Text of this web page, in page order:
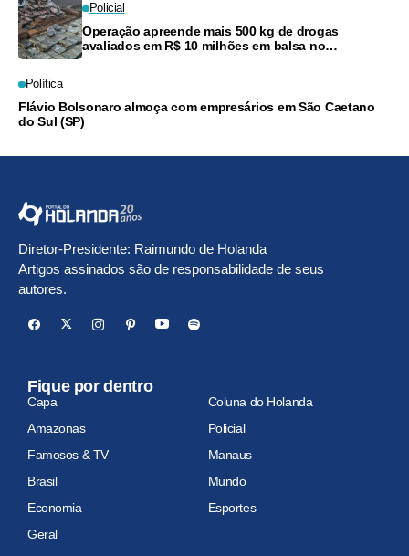
Policial
Operação apreende mais 500 kg de drogas
avaliados em R$ 10 milhões em balsa no
Política
Flávio Bolsonaro almoça com empresários em São Caetano
do Sul (SP)
Diretor-Presidente: Raimundo de Holanda
Artigos assinados são de responsabilidade de seus
autores.
Fique por dentro
Capa
Coluna do Holanda
Amazonas
Policial
Famosos & TV
Manaus
Brasil
Mundo
Economia
Esportes
Geral